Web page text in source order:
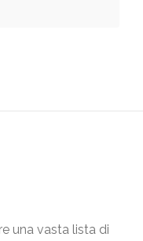
una vasta lista di